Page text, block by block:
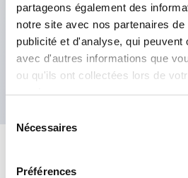
partageons également des
notre site avec nos partenaires
publicité et d'analyse, qui
avec d'autres informations que
ou qu'ils ont collectées lors de
services.
Nécessaires
Préférences
possible.
Structure de sécurité de 3e
déclenchement à 2 actions,
structure de protection des